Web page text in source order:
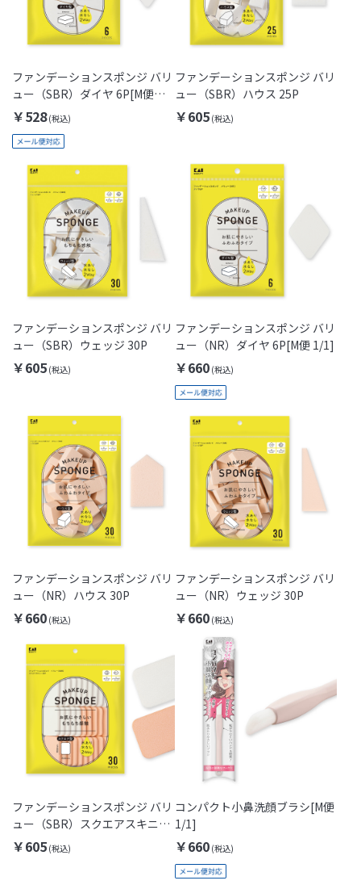
ファンデーションスポンジ バリ
ュー（SBR）ダイヤ 6P[M便
1/1]
￥528
ファンデーションスポンジ バリ
ュー（SBR）ハウス 25P
￥605
ファンデーションスポンジ バリ
ュー（SBR）ウェッジ 30P
￥605
ファンデーションスポンジ バリ
ュー（NR）ダイヤ 6P[M便 1/1]
￥660
ファンデーションスポンジ バリ
ュー（NR）ハウス 30P
￥660
ファンデーションスポンジ バリ
ュー（NR）ウェッジ 30P
￥660
ファンデーションスポンジ バリ
ュー（SBR）スクエアスキニー
30P
￥605
コンパクト小鼻洗顔ブラシ[M便
1/1]
￥660